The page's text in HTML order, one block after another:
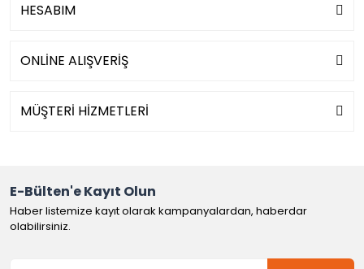
HESABIM
ONLİNE ALIŞVERİŞ
MÜŞTERİ HİZMETLERİ
E-Bülten'e Kayıt Olun
Haber listemize kayıt olarak kampanyalardan, haberdar
olabilirsiniz.